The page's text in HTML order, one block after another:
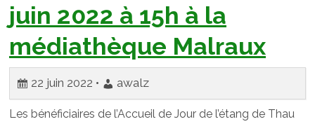
juin 2022 à 15h à la
médiathèque Malraux
22 juin 2022 • awalz
Les bénéficiaires de l’Accueil de Jour de l’étang de Thau